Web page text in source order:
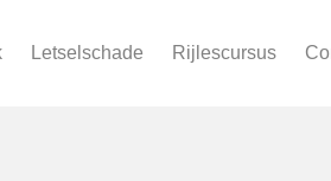
Letselschade Rijlescursus